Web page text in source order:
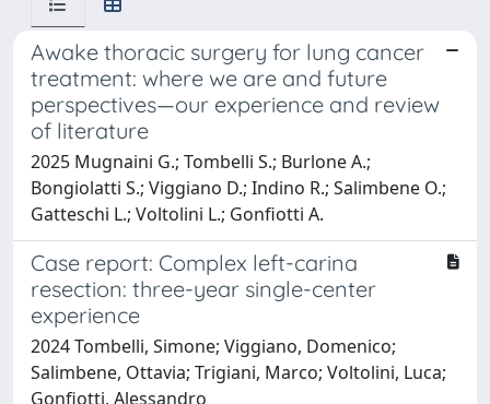
Awake thoracic surgery for lung cancer
treatment: where we are and future
perspectives—our experience and review
of literature
2025 Mugnaini G.; Tombelli S.; Burlone A.;
Bongiolatti S.; Viggiano D.; Indino R.; Salimbene O.;
Gatteschi L.; Voltolini L.; Gonfiotti A.
Case report: Complex left-carina
resection: three-year single-center
experience
2024 Tombelli, Simone; Viggiano, Domenico;
Salimbene, Ottavia; Trigiani, Marco; Voltolini, Luca;
Gonfiotti, Alessandro